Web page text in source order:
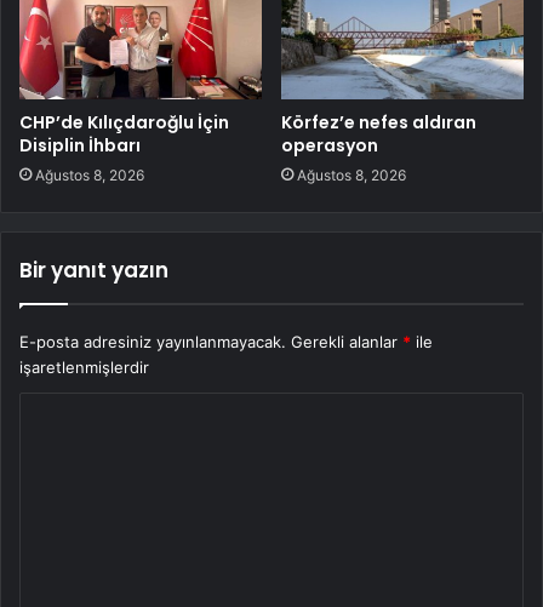
CHP’de Kılıçdaroğlu İçin
Disiplin İhbarı
Ağustos 8, 2026
Körfez’e nefes aldıran
operasyon
Ağustos 8, 2026
Bir yanıt yazın
E-posta adresiniz yayınlanmayacak. Gerekli alanlar * ile
işaretlenmişlerdir